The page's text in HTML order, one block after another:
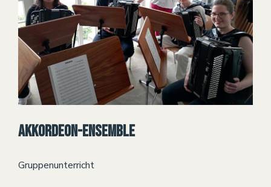
Akkordeon-Ensemble
Gruppenunterricht